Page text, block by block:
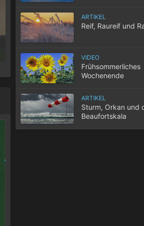
10 Tipps für einen
Wenn selbst in der Nacht die
der Wohnung nicht entweicht, wird der
ARTIKEL
Reif, Raureif und
VIDEO
Frühsommerliches
Wochenende
ARTIKEL
Sturm, Orkan und
Beaufortskala